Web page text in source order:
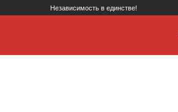
Независимость в единстве!